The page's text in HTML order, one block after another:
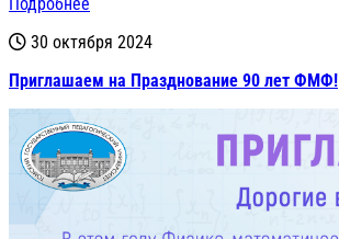
30 октября 2024
Приглашаем на Празднование 90 лет ФМФ!